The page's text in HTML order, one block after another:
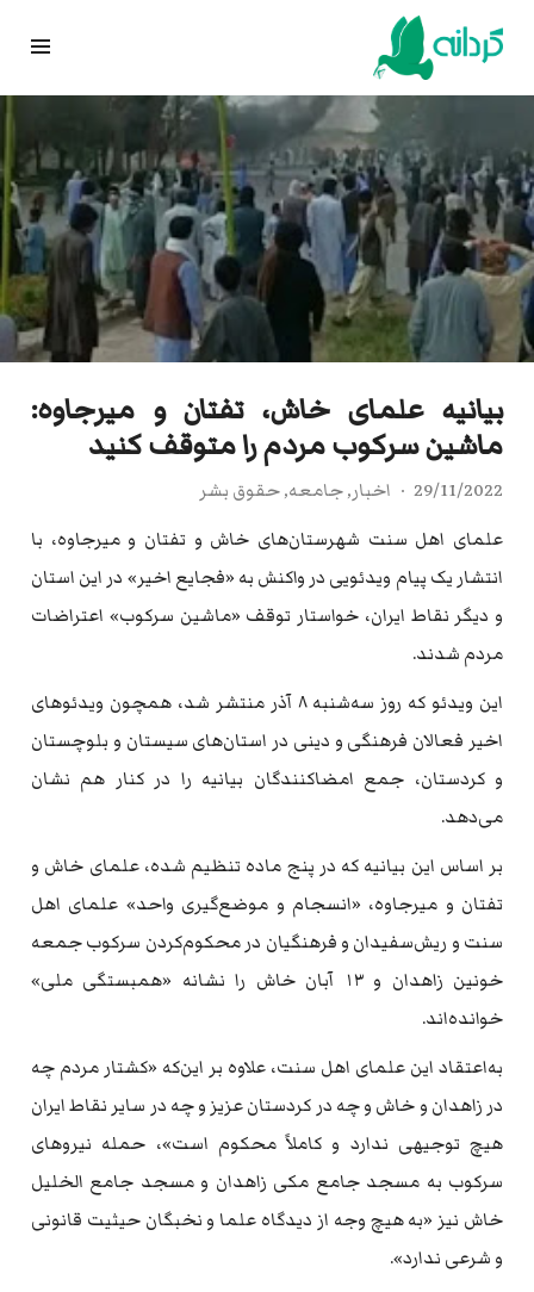
Skip
content
بیانیه علمای خاش، تفتان و میرجاوه:
ماشین سرکوب مردم را متوقف کنید
29/11/2022 اخبار,جامعه,حقوق بشر
علمای اهل سنت شهرستان‌های خاش و تفتان و میرجاوه، با
انتشار یک پیام ویدئویی در واکنش به «فجایع اخیر» در این استان
و دیگر نقاط ایران، خواستار توقف «ماشین سرکوب» اعتراضات
مردم شدند.
این ویدئو که روز سه‌شنبه ۸ آذر منتشر شد، همچون ویدئوهای
اخیر فعالان فرهنگی و دینی در استان‌های سیستان و بلوچستان
و کردستان، جمع امضاکنندگان بیانیه را در کنار هم نشان
می‌دهد.
بر اساس این بیانیه که در پنج ماده تنظیم شده، علمای خاش و
تفتان و میرجاوه، «انسجام و موضع‌گیری واحد» علمای اهل
سنت و ریش‌سفیدان و فرهنگیان در محکوم‌کردن سرکوب جمعه
خونین زاهدان و ۱۳ آبان خاش را نشانه «همبستگی ملی»
خوانده‌اند.
به‌اعتقاد این علمای اهل سنت، علاوه بر این‌که «کشتار مردم چه
در زاهدان و خاش و چه در کردستان عزیز و چه در سایر نقاط ایران
هیچ توجیهی ندارد و کاملاً محکوم است»، حمله نیروهای
سرکوب به مسجد جامع مکی زاهدان و مسجد جامع الخلیل
خاش نیز «به هیچ وجه از دیدگاه علما و نخبگان حیثیت قانونی
و شرعی ندارد».